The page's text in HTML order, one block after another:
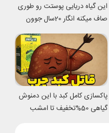
این گیاه دریایی پوستت رو طوری
صاف میکنه انگار 20سال جوون
شدی
پاکسازی کامل کبد با این دمنوش
گیاهی 50%تخفیف تا امشب